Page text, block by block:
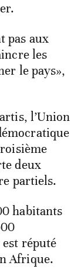
pas aux
les
le pays»,
l’Union
deux
partiels.
habitants
réputé
Afrique.